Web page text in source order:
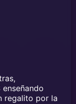
enseñando
regalito por la